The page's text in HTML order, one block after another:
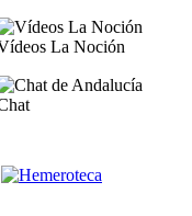
La Noción